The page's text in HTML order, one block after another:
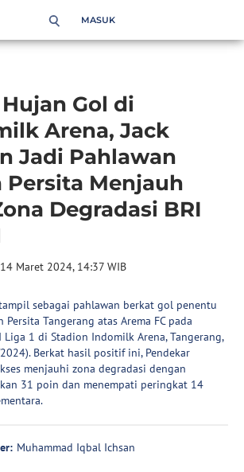
MASUK
Gol di
Arena, Jack
Jadi Pahlawan
Persita Menjauh
Degradasi BRI
Maret 2024, 14:37 WIB
sebagai pahlawan berkat gol penentu
Persita Tangerang atas Arema FC pada
Liga 1 di Stadion Indomilk Arena, Tangerang,
Berkat hasil positif ini, Pendekar
menjauhi zona degradasi dengan
31 poin dan menempati peringkat 14
Muhammad Iqbal Ichsan